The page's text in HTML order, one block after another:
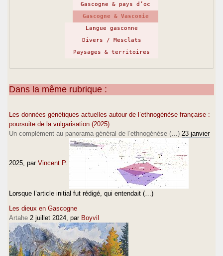
Gascogne & pays d’oc
Gascogne & Vasconie
Langue gasconne
Divers / Mesclats
Paysages & territoires
Dans la même rubrique :
Les données génétiques actuelles autour de l’ethnogénèse française :
poursuite de la vulgarisation (2025)
Un complément au panorama général de l’ethnogénèse (…) 23 janvier
2025 , par Vincent P.
Lorsque l’article initial fut rédigé, qui entendait (…)
Les dieux en Gascogne
Artahe 2 juillet 2024 , par Boyvil